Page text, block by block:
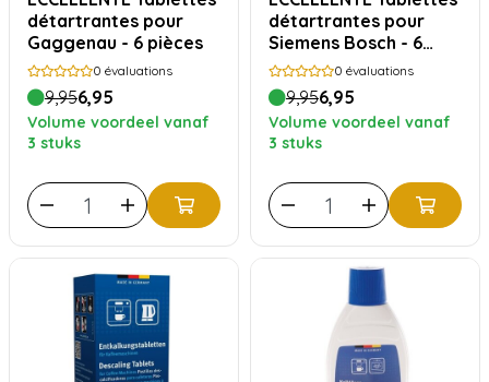
détartrantes pour
Gaggenau - 6 pièces
0 évaluations
9,956,95
Volume voordeel vanaf
3 stuks
détartrantes pour
Siemens Bosch - 6
pièces
0 évaluations
9,956,95
Volume voordeel vanaf
3 stuks